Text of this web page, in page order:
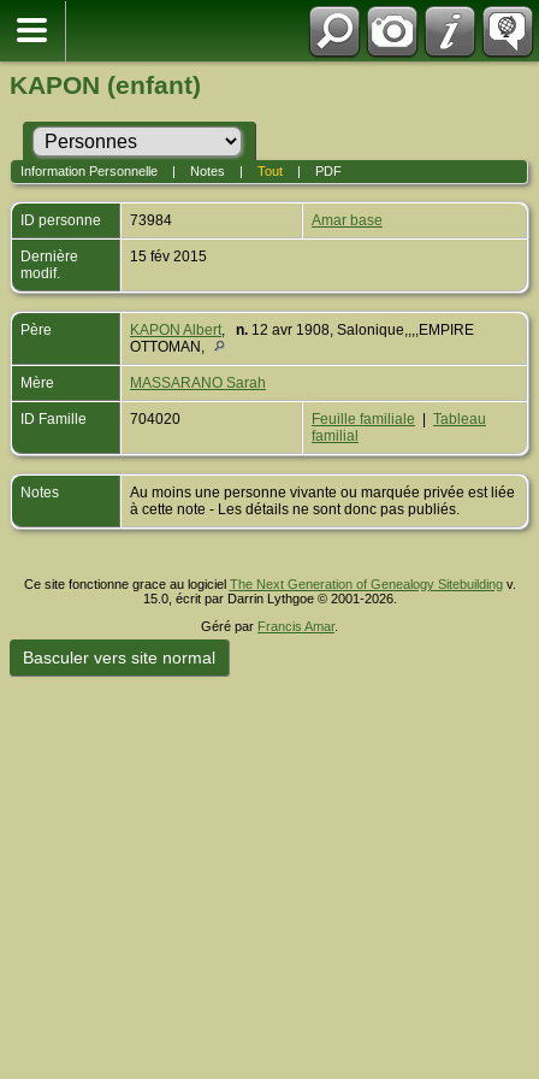
KAPON (enfant)
Information Personnelle| Notes Tout| PDF
ID personne 73984 Amar base
Dernière
modif.
15 fév 2015
Père KAPON Albert, n. 12 avr 1908, Salonique,,,,EMPIRE
OTTOMAN,
Mère MASSARANO Sarah
ID Famille 704020 Feuille familiale
Tableau
familial
Notes
Au moins une personne vivante ou marquée privée est liée
à cette note - Les détails ne sont donc pas publiés.
Ce site fonctionne grace au logiciel The Next Generation of Genealogy Sitebuildingv.
15.0, écrit par Darrin Lythgoe © 2001-2026.
Géré par Francis Amar.
Basculer vers site normal